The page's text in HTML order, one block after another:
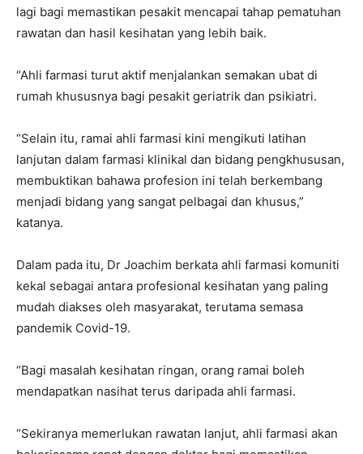
lagi bagi memastikan pesakit mencapai tahap pematuhan
rawatan dan hasil kesihatan yang lebih baik.
“Ahli farmasi turut aktif menjalankan semakan ubat di
rumah khususnya bagi pesakit geriatrik dan psikiatri.
“Selain itu, ramai ahli farmasi kini mengikuti latihan
lanjutan dalam farmasi klinikal dan bidang pengkhususan,
membuktikan bahawa profesion ini telah berkembang
menjadi bidang yang sangat pelbagai dan khusus,”
katanya.
Dalam pada itu, Dr Joachim berkata ahli farmasi komuniti
kekal sebagai antara profesional kesihatan yang paling
mudah diakses oleh masyarakat, terutama semasa
pandemik Covid-19.
“Bagi masalah kesihatan ringan, orang ramai boleh
mendapatkan nasihat terus daripada ahli farmasi.
“Sekiranya memerlukan rawatan lanjut, ahli farmasi akan